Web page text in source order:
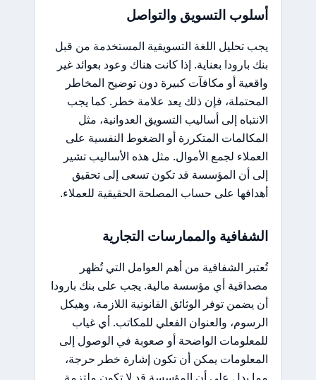
أسلوب التسويق والتواصل
يجب تحليل اللغة التسويقية المستخدمة من قبل
بنك بارودا بعناية. إذا كانت هناك وعود بعوائد غير
واقعية أو مكافآت كبيرة دون توضيح المخاطر
المحتملة، فإن ذلك يعد علامة خطر. كما يجب
الانتباه إلى أساليب التسويق العدوانية، مثل
المكالمات المتكررة أو الضغوط النفسية على
العملاء لجمع الأموال. مثل هذه الأساليب تشير
إلى أن المؤسسة قد تكون تسعى إلى تحقيق
أهدافها على حساب المصلحة الحقيقية للعملاء.
الشفافية والممارسات التجارية
تُعتبر الشفافية من أهم العوامل التي تُظهر
مصداقية أي مؤسسة مالية. يجب على بنك بارودا
أن يضمن توفر الوثائق القانونية اللازمة، وهيكل
الرسوم، والعنوان الفعلي للمكاتب. أي غياب
للمعلومات الواضحة أو صعوبة في الوصول إلى
المعلومات يمكن أن تكون إشارة خطر حرجة،